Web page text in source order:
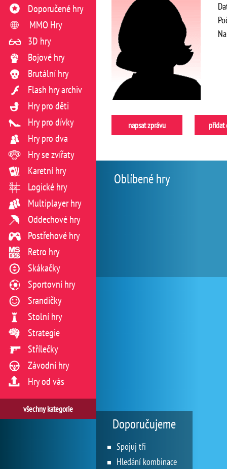
napsat zprávu přidat
Oblíbené hry
Doporučené hry
MMO Hry
3D hry
Bojové hry
Brutální hry
Flash hry archiv
Hry pro děti
Hry pro dívky
Hry pro dva
Hry se zvířaty
Karetní hry
Logické hry
Multiplayer hry
Oddechové hry
Postřehové hry
Retro hry
Skákačky
Sportovní hry
Srandičky
Stolní hry
Strategie
Střílečky
Závodní hry
Hry od vás
všechny kategorie
Doporučujeme
Spojuj tři
Hledání kombinace